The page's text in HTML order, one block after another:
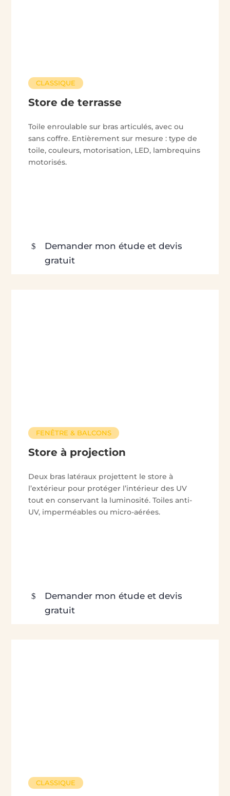
CLASSIQUE
Store de terrasse
Toile enroulable sur bras articulés, avec ou
sans coffre. Entièrement sur mesure : type de
toile, couleurs, motorisation, LED, lambrequins
motorisés.
Demander mon étude et devis
gratuit
FENÊTRE & BALCONS
Store à projection
Deux bras latéraux projettent le store à
l’extérieur pour protéger l’intérieur des UV
tout en conservant la luminosité. Toiles anti-
UV, imperméables ou micro-aérées.
Demander mon étude et devis
gratuit
CLASSIQUE